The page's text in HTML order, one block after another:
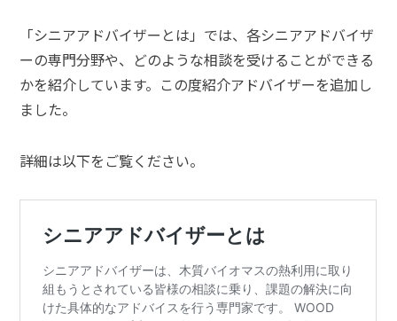
「シニアアドバイザーとは」では、各シニアアドバイザ
ーの専門分野や、どのような相談を受けることができる
かを紹介しています。この度紹介アドバイザーを追加し
ました。
詳細は以下をご覧ください。